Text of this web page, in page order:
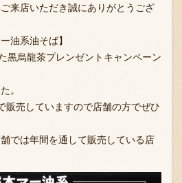
来店いただき誠にありがとうござ
油系油そば】
黒烏龍茶プレンゼントキャンペーン
。
販売していますので店舗の方でぜひ
では年間を通して販売している店